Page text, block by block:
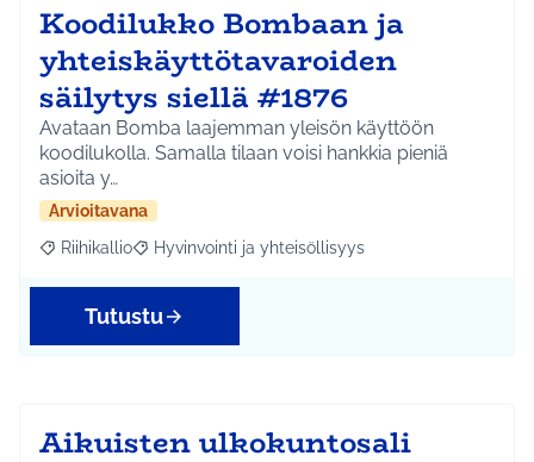
Koodilukko Bombaan ja
yhteiskäyttötavaroiden
säilytys siellä #1876
Avataan Bomba laajemman yleisön käyttöön
koodilukolla. Samalla tilaan voisi hankkia pieniä
asioita y…
Arvioitavana
Rajaa tulokset aihepiirin mukaan: Riihikallio
Riihikallio Rajaa tulokset teeman mukaan: Hyvinvointi ja
Hyvinvointi ja yhteisöllisyys
Tutustu
Aikuisten ulkokuntosali